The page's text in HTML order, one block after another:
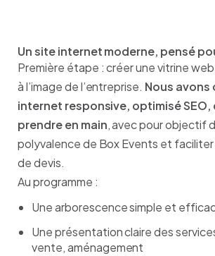
Un site internet moderne, pensé
Première étape : créer une vitrine
à l’image de l’entreprise. Nous avons
internet responsive, optimisé SEO,
prendre en main, avec pour objectif
polyvalence de Box Events et faciliter
de devis.
Au programme :
Une arborescence simple et
Une présentation claire des
vente, aménagement